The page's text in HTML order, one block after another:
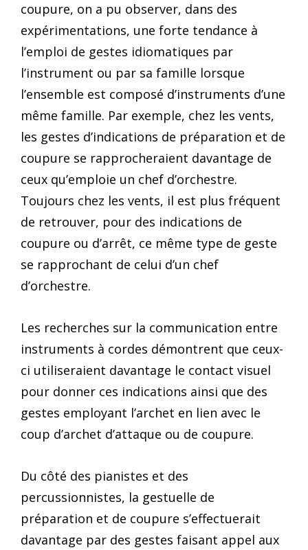
coupure, on a pu observer, dans des
expérimentations, une forte tendance à
l’emploi de gestes idiomatiques par
l’instrument ou par sa famille lorsque
l’ensemble est composé d’instruments d’une
même famille. Par exemple, chez les vents,
les gestes d’indications de préparation et de
coupure se rapprocheraient davantage de
ceux qu’emploie un chef d’orchestre.
Toujours chez les vents, il est plus fréquent
de retrouver, pour des indications de
coupure ou d’arrêt, ce même type de geste
se rapprochant de celui d’un chef
d’orchestre.
Les recherches sur la communication entre
instruments à cordes démontrent que ceux-
ci utiliseraient davantage le contact visuel
pour donner ces indications ainsi que des
gestes employant l’archet en lien avec le
coup d’archet d’attaque ou de coupure.
Du côté des pianistes et des
percussionnistes, la gestuelle de
préparation et de coupure s’effectuerait
davantage par des gestes faisant appel aux